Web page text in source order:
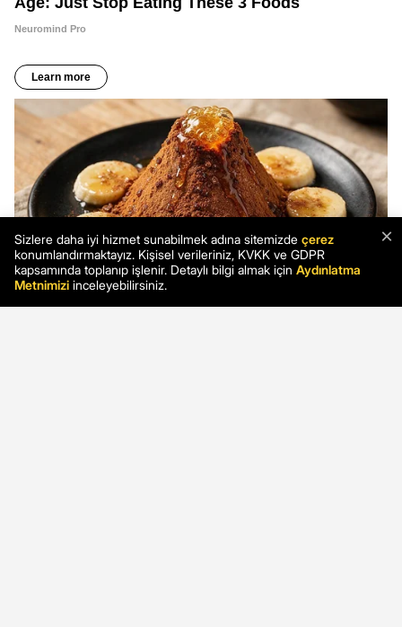
×
Sizlere daha iyi hizmet sunabilmek adına sitemizde çerez
konumlandırmaktayız. Kişisel verileriniz, KVKK ve GDPR
kapsamında toplanıp işlenir. Detaylı bilgi almak için Aydınlatma
Metnimizi inceleyebilirsiniz.